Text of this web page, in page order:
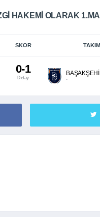
HAKEMI OLARAK
SKOR TAKIM
0-1
Detay -